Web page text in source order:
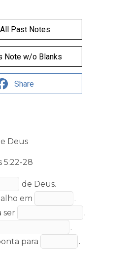
Past Notes
Note w/o Blanks
Share
Deus
5:22-28
de Deus.
em
.
ser
.
.
para
.